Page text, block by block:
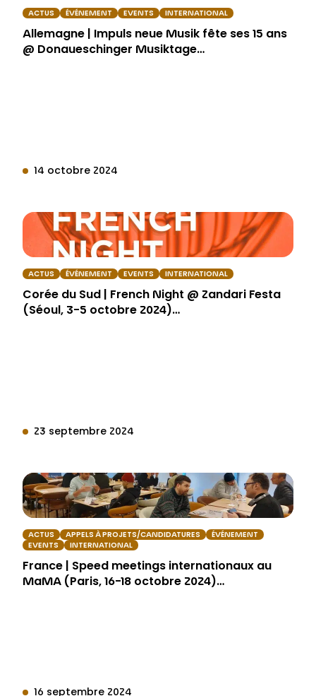
ACTUS ÉVÉNEMENT EVENTS INTERNATIONAL
Allemagne | Impuls neue Musik fête ses 15 ans
@ Donaueschinger Musiktage…
14 octobre 2024
ACTUS ÉVÉNEMENT EVENTS INTERNATIONAL
Corée du Sud | French Night @ Zandari Festa
(Séoul, 3-5 octobre 2024)…
23 septembre 2024
ACTUS APPELS À PROJETS/CANDIDATURES
ÉVÉNEMENT
EVENTS
INTERNATIONAL
France | Speed meetings internationaux au
MaMA (Paris, 16-18 octobre 2024)…
16 septembre 2024